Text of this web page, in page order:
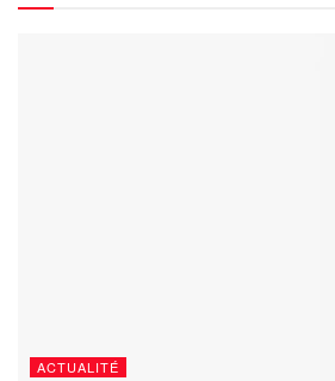
ACTUALITÉ